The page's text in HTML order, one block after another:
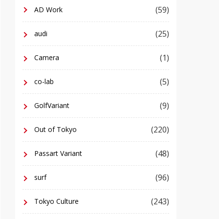
AD Work (59)
audi (25)
Camera (1)
co-lab (5)
GolfVariant (9)
Out of Tokyo (220)
Passart Variant (48)
surf (96)
Tokyo Culture (243)